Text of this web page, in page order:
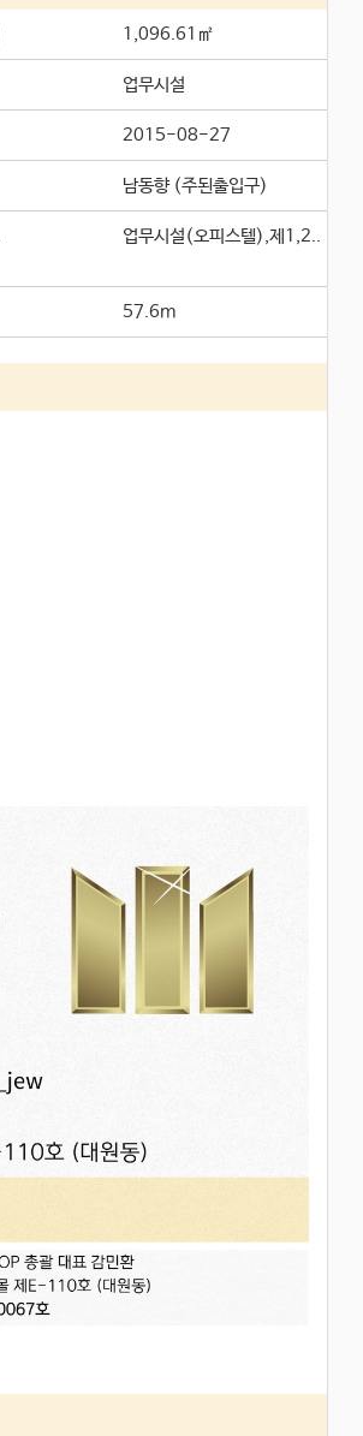
1,096.61㎡
업무시설
2015-08-27
남동향 (주된출입구)
업무시설(오피스텔),제1,2..
57.6m